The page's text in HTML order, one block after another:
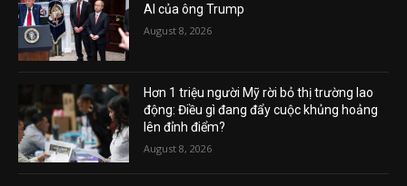
AI của ông Trump
August 8, 2026
Hơn 1 triệu người Mỹ rời bỏ thị trường lao
động: Điều gì đang đẩy cuộc khủng hoảng
lên đỉnh điểm?
August 8, 2026